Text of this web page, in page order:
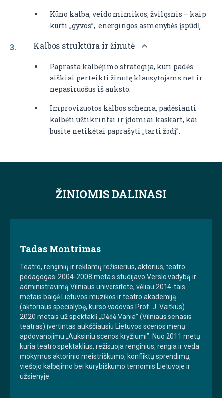
Kūno kalba, veido mimikos, žvilgsnis – kaip
kurti „gyvos”, energingos asmenybės įspūdį.
Kalbos struktūra ir žinutė
Paprasta kalbėjimo strategija, kuri padės
aiškiai perteikti žinutę klausytojams net ir
nepasiruošus iš anksto.
Improvizuotos kalbos schema, padėsianti
kalbėti užtikrintai ir įdomiai kaskart, kai
busite netikėtai paprašyti „tarti žodį”.
ŽINIOMIS DALINASI
Tadas Montrimas
Teatro, renginių ir reklamų režisierius, aktorius, teatro
pedagogas. 2004-2008 metais studijavo Verslo vadybą ir
administravimą Vilniaus universitete, vėliau 2014-tais
metais baigė Lietuvos muzikos ir teatro akademiją
(aktoriaus specialybę, kurso vadovas Prof. J. Vaitkus).
2020 metais už spektaklį „Dėdė Vania” (Vilniaus senasis
teatras) įvertintas aukščiausiu Lietuvos scenos menų
apdovanojimu „Auksiniu scenos kryžiumi”. Nuo 2011 metų
kuria teatro spektaklius, režisuoja renginius, rengia ir veda
mokymus aktorinio meistriškumo, konfliktų sprendimų,
viešojo kalbėjimo bei kūrybiškumo temomis Lietuvoje ir
užsienyje.